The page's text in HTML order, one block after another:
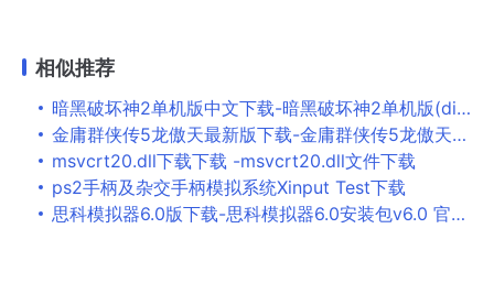
相似推荐
暗黑破坏神2单机版中文下载-暗黑破坏神2单机版(diablo 2)电脑版
金庸群侠传5龙傲天最新版下载-金庸群侠传5龙傲天mod完美版
msvcrt20.dll下载下载 -msvcrt20.dll文件下载
ps2手柄及杂交手柄模拟系统Xinput Test下载
思科模拟器6.0版下载-思科模拟器6.0安装包v6.0 官方版